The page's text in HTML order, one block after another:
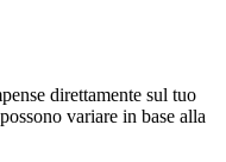
direttamente sul tuo
variare in base alla